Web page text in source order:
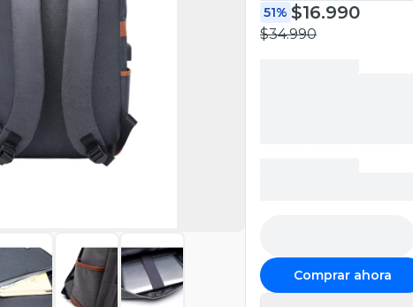
51% $16.990
$34.990
Comprar ahora